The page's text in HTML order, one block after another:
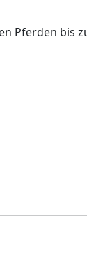
Pferden bis